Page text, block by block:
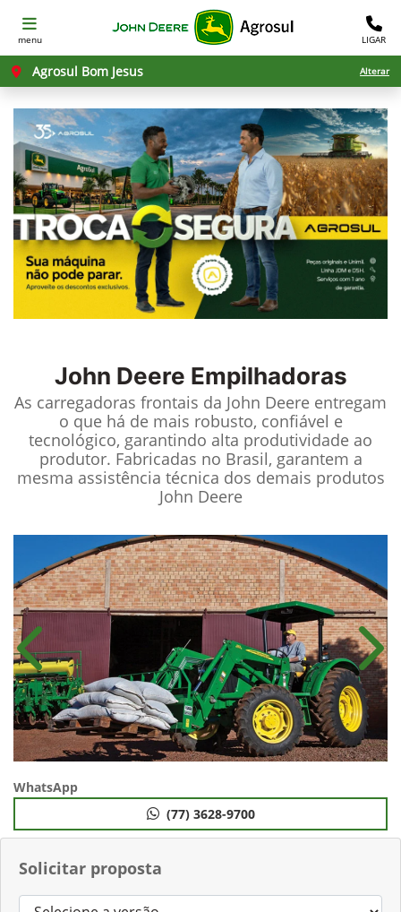
menu LIGAR
Agrosul Bom Jesus Alterar
John Deere Empilhadoras
As carregadoras frontais da John Deere entregam
o que há de mais robusto, confiável e
tecnológico, garantindo alta produtividade ao
produtor. Fabricadas no Brasil, garantem a
mesma assistência técnica dos demais produtos
John Deere
Solicitar proposta
Anterior
WhatsApp
(77) 3628-9700